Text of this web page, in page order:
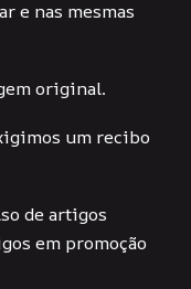
e nas mesmas
original.
um recibo
de artigos
em promoção